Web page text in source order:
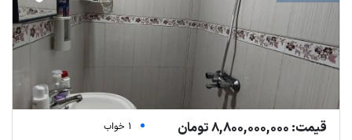
قیمت: 8,800,000,000 تومان
1 خواب